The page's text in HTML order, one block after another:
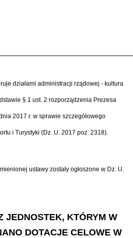
działami administracji rządowej - kultura
§ 1 ust. 2 rozporządzenia Prezesa
2017 r. w sprawie szczegółowego
i Turystyki (Dz. U. 2017 poz. 2318).
ustawy zostały ogłoszone w Dz. U.
JEDNOSTEK, KTÓRYM W
DOTACJE CELOWE W